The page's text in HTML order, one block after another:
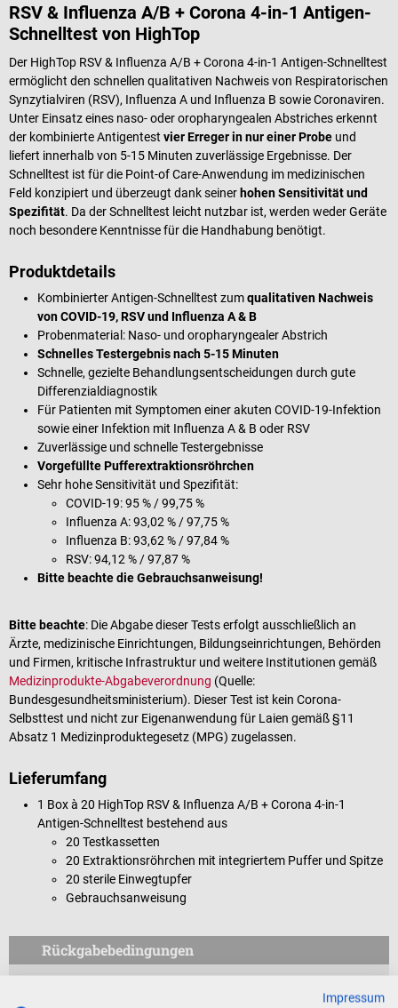
RSV & Influenza A/B + Corona 4-in-1 Antigen-
Schnelltest von HighTop
Der HighTop RSV & Influenza A/B + Corona 4-in-1 Antigen-Schnelltest
ermöglicht den schnellen qualitativen Nachweis von Respiratorischen
Synzytialviren (RSV), Influenza A und Influenza B sowie Coronaviren.
Unter Einsatz eines naso- oder oropharyngealen Abstriches erkennt
der kombinierte Antigentest vier Erreger in nur einer Probe und
liefert innerhalb von 5-15 Minuten zuverlässige Ergebnisse. Der
Schnelltest ist für die Point-of Care-Anwendung im medizinischen
Feld konzipiert und überzeugt dank seiner hohen Sensitivität und
Spezifität. Da der Schnelltest leicht nutzbar ist, werden weder Geräte
noch besondere Kenntnisse für die Handhabung benötigt.
Produktdetails
Kombinierter Antigen-Schnelltest zumqualitativen Nachweis
von COVID-19, RSV und Influenza A & B
Probenmaterial: Naso- und oropharyngealer Abstrich
Schnelles Testergebnis nach 5-15 Minuten
Schnelle, gezielte Behandlungsentscheidungen durch gute
Differenzialdiagnostik
Für Patienten mit Symptomen einer akuten COVID-19-Infektion
sowie einer Infektion mit Influenza A & B oder RSV
Zuverlässige und schnelle Testergebnisse
Vorgefüllte Pufferextraktionsröhrchen
Sehr hohe Sensitivität und Spezifität:
COVID-19: 95 % / 99,75 %
Influenza A: 93,02 % / 97,75 %
Influenza B: 93,62 % / 97,84 %
RSV: 94,12 % / 97,87 %
Bitte beachte die Gebrauchsanweisung!
Bitte beachte: Die Abgabe dieser Tests erfolgt ausschließlich an
Ärzte, medizinische Einrichtungen, Bildungseinrichtungen, Behörden
und Firmen, kritische Infrastruktur und weitere Institutionen gemäß
Medizinprodukte-Abgabeverordnung (Quelle:
Bundesgesundheitsministerium). Dieser Test ist kein Corona-
Selbsttest und nicht zur Eigenanwendung für Laien gemäß §11
Absatz 1 Medizinproduktegesetz (MPG) zugelassen.
Lieferumfang
1 Box à 20 HighTop RSV & Influenza A/B + Corona 4-in-1
Antigen-Schnelltest bestehend aus
20 Testkassetten
20 Extraktionsröhrchen mit integriertem Puffer und Spitze
20 sterile Einwegtupfer
Gebrauchsanweisung
Rückgabebedingungen
Impressum